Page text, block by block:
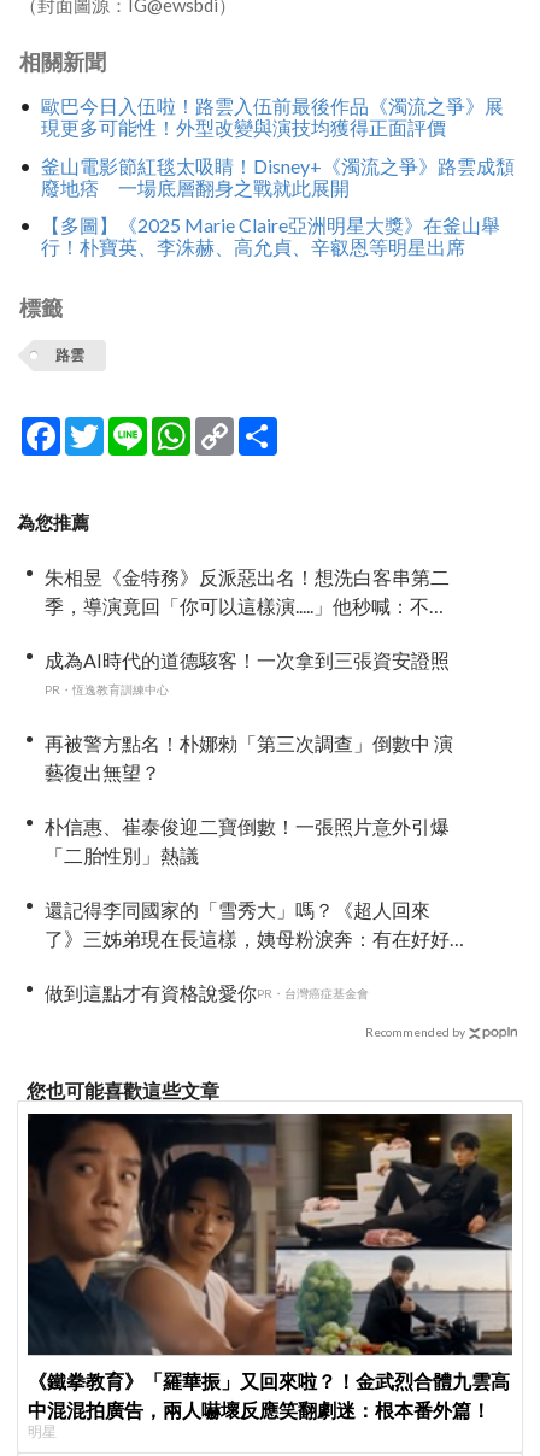
相關新聞
歐巴今日入伍啦！路雲入伍前最後作品《濁流之爭》展
現更多可能性！外型改變與演技均獲得正面評價
釜山電影節紅毯太吸睛！Disney+《濁流之爭》路雲成頹
廢地痞 一場底層翻身之戰就此展開
【多圖】《2025 Marie Claire亞洲明星大獎》在釜山舉
行！朴寶英、李洙赫、高允貞、辛叡恩等明星出席
標籤
路雲
Facebook
TwitterLine WhatsApp
Copy
Link
為您推薦
朱相昱《金特務》反派惡出名！想洗白客串第二
季，導演竟回「你可以這樣演.....」他秒喊：不
成為AI時代的道德駭客！一次拿到三張資安證照
PR・恆逸教育訓練中心
再被警方點名！朴娜勑「第三次調查」倒數中 演
藝復出無望？
朴信惠、崔泰俊迎二寶倒數！一張照片意外引爆
「二胎性別」熱議
還記得李同國家的「雪秀大」嗎？《超人回來
了》三姊弟現在長這樣，姨母粉淚奔：有在好好
做到這點才有資格說愛你PR・台灣癌症基金會
Recommended by
您也可能喜歡這些文章
《鐵拳教育》「羅華振」又回來啦？！金武烈合體九雲高
中混混拍廣告，兩人嚇壞反應笑翻劇迷：根本番外篇！
明星